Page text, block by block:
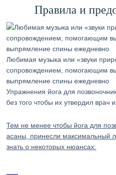
Правила и
Любимая музыка или «звуки
сопровождением, помогающим
выпрямление спины ежедневно
Упражнения йога для
без того чтобы их утвердил врач
Тем не менее чтобы йога для
асаны, принесли максимальный
знать о некоторых нюансах: